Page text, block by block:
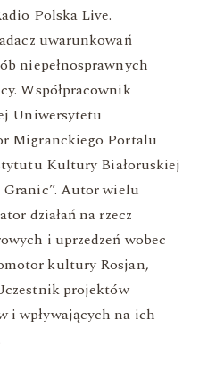
Polska Live.
uwarunkowań
niepełnosprawnych
Współpracownik
Uniwersytetu
Migranckiego Portalu
Kultury Białoruskiej
Autor wielu
działań na rzecz
i uprzedzeń wobec
kultury Rosjan,
projektów
i wpływających na ich